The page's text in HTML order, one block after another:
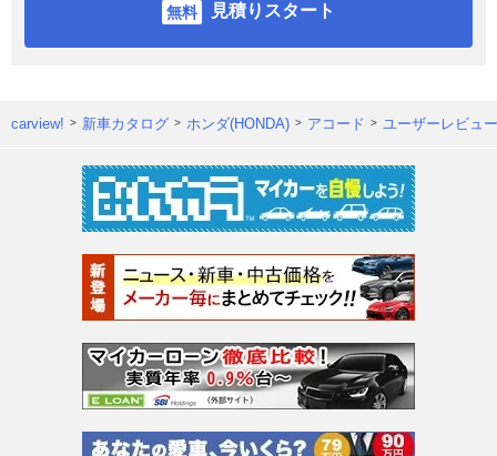
見積りスタート
carview! 新車カタログ ホンダ(HONDA) アコード ユーザーレビュ